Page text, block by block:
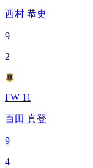
西村 恭史
9
2
FW 11
百田 真登
9
4